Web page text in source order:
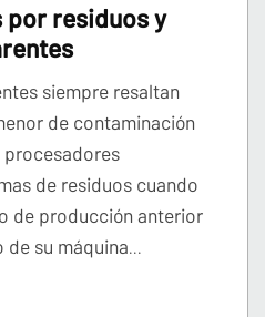
por residuos y
siempre resaltan
de contaminación
procesadores
de residuos cuando
de producción anterior
de su máquina...